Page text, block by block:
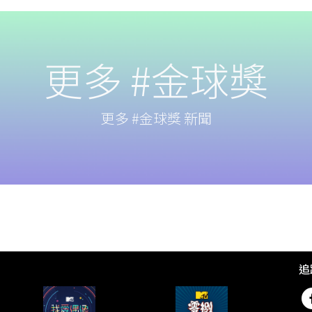
更多 #金球獎
更多 #金球獎 新聞